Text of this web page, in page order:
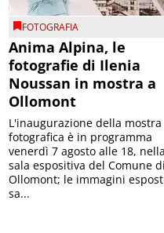
FOTOGRAFIA
Anima Alpina, le
fotografie di Ilenia
Noussan in mostra a
Ollomont
L'inaugurazione della mostra
fotografica è in programma
venerdì 7 agosto alle 18, nella
sala espositiva del Comune di
Ollomont; le immagini
sa...